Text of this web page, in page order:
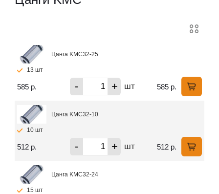
Цанга KMC32-25
13 шт
585 р. - + шт 585 р.
Цанга KMC32-10
10 шт
512 р. - + шт 512 р.
Цанга KMC32-24
15 шт